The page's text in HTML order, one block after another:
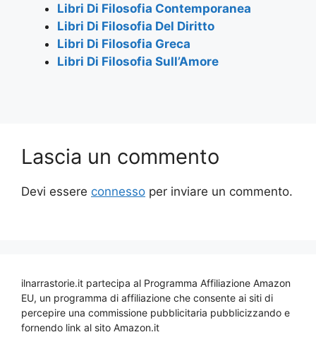
Libri Di Filosofia Contemporanea
Libri Di Filosofia Del Diritto
Libri Di Filosofia Greca
Libri Di Filosofia Sull’Amore
Lascia un commento
Devi essere connesso per inviare un commento.
ilnarrastorie.it partecipa al Programma Affiliazione Amazon
EU, un programma di affiliazione che consente ai siti di
percepire una commissione pubblicitaria pubblicizzando e
fornendo link al sito Amazon.it